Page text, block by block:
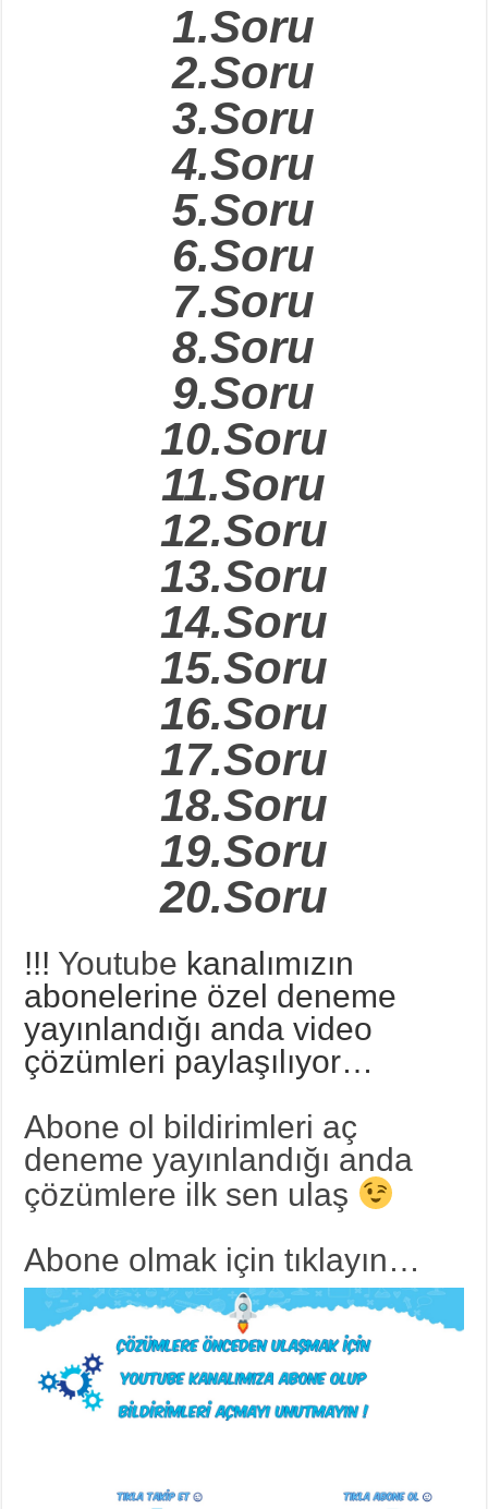
1.Soru
2.Soru
3.Soru
4.Soru
5.Soru
6.Soru
7.Soru
8.Soru
9.Soru
10.Soru
11.Soru
12.Soru
13.Soru
14.Soru
15.Soru
16.Soru
17.Soru
18.Soru
19.Soru
20.Soru
!!! Youtube kanalımızın
abonelerine özel deneme
yayınlandığı anda video
çözümleri paylaşılıyor…
Abone ol bildirimleri aç
deneme yayınlandığı anda
çözümlere ilk sen ulaş
Abone olmak için tıklayın…